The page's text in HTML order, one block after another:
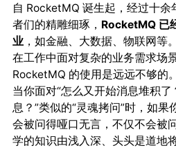
自 RocketMQ 诞生起，经过十
者们的精雕细琢， RocketMQ 已
业，如金融、大数据、物联网等
在工作中面对复杂的业务需求场
RocketMQ 的使用是远远不够的。
当你面对“怎么又开始消息堆积
息？”类似的“灵魂拷问”时，如
会被问得哑口无言，不仅不会被
学的知识由浅入深、头头是道地